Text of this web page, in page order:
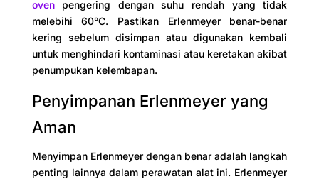
ovenpengering dengan suhu rendah yang tidak
melebihi 60°C. Pastikan Erlenmeyer benar-benar
kering sebelum disimpan atau digunakan kembali
untuk menghindari kontaminasi atau keretakan akibat
penumpukan kelembapan.
Penyimpanan Erlenmeyer yang
Aman
Menyimpan Erlenmeyer dengan benar adalah langkah
penting lainnya dalam perawatan alat ini. Erlenmeyer